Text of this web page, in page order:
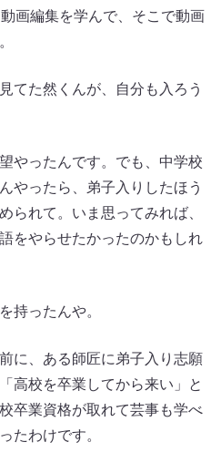
画編集を学んで、そこで動画
てた然くんが、自分も入ろう
やったんです。でも、中学校
やったら、弟子入りしたほう
られて。いま思ってみれば、
をやらせたかったのかもしれ
持ったんや。
に、ある師匠に弟子入り志願
高校を卒業してから来い」と
卒業資格が取れて芸事も学べ
たわけです。